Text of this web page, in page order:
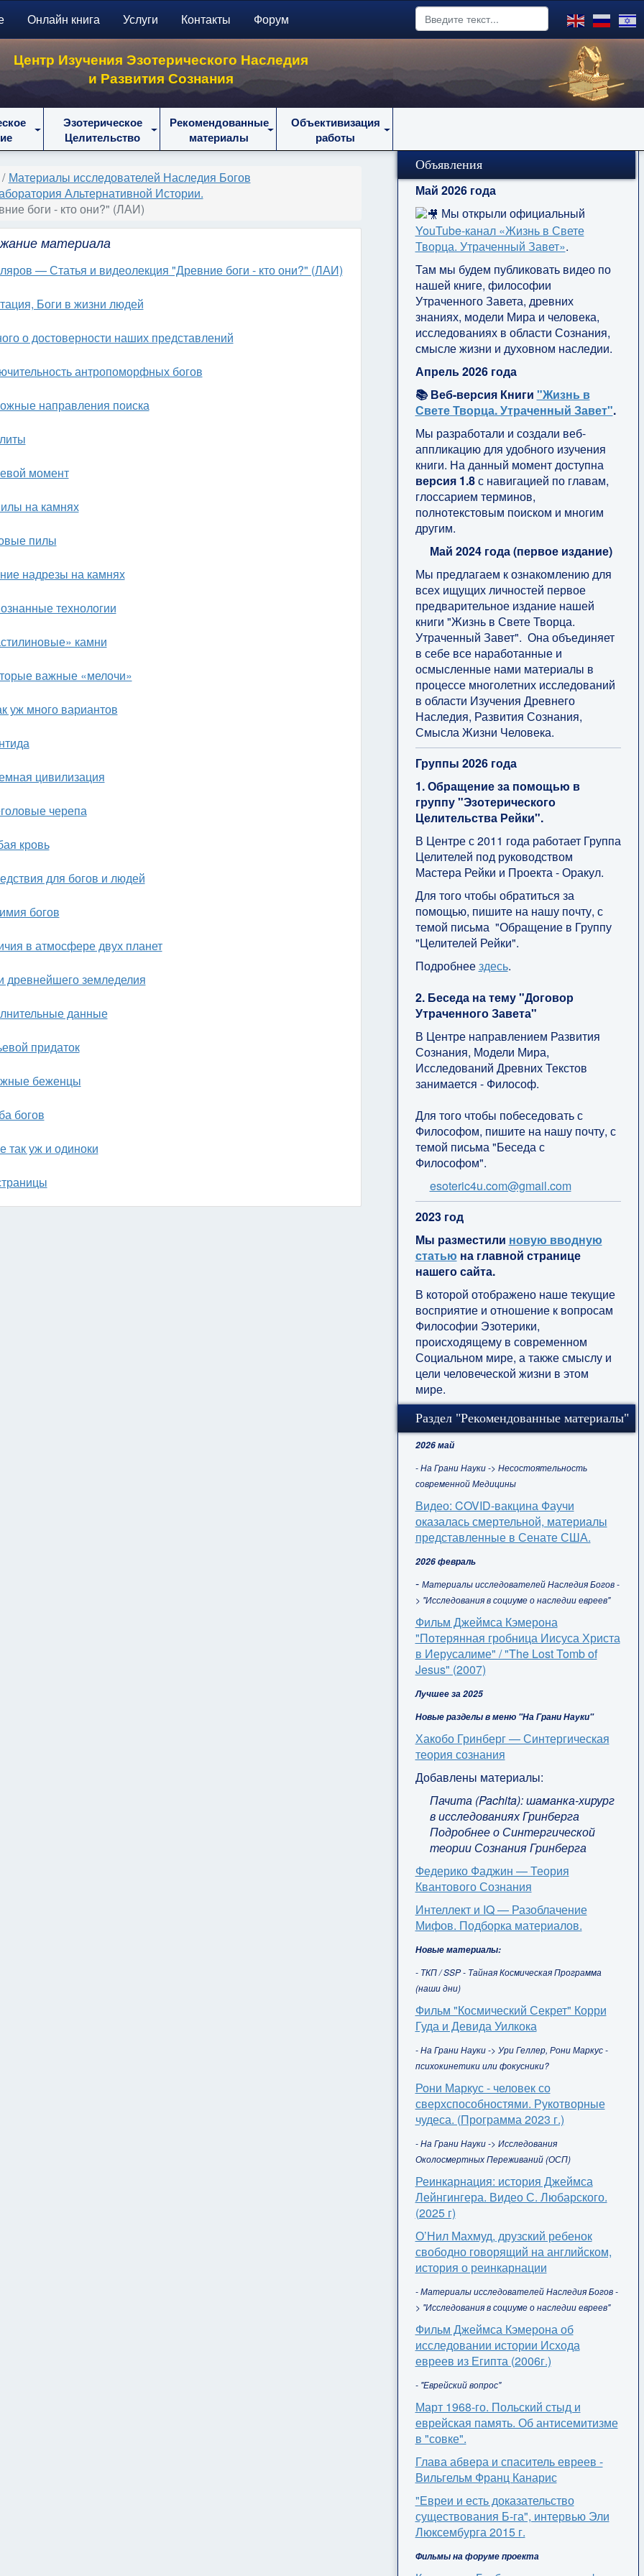
Онлайн книга Услуги Контакты Форум
Центр Изучения Эзотерического Наследия
и Развития Сознания
Эзотерическое
Целительство
Рекомендованные
материалы
Объективизация
работы
Материалы исследователей Наследия Богов
Альтернативной Истории.
боги - кто они?" (ЛАИ)
материала
— Статья и видеолекция "Древние боги - кто они?" (ЛАИ)
Боги в жизни людей
о достоверности наших представлений
антропоморфных богов
направления поиска
момент
на камнях
пилы
надрезы на камнях
технологии
камни
важные «мелочи»
уж много вариантов
цивилизация
черепа
кровь
для богов и людей
богов
в атмосфере двух планет
древнейшего земледелия
данные
придаток
беженцы
богов
так уж и одиноки
Ковчега Завета" (ЛАИ)
лекция Земля Баала (ЛАИ)
Объявления
Май 2026 года
Мы открыли официальный
YouTube‑канал «Жизнь в Свете
Творца. Утраченный Завет».
Там мы будем публиковать видео по
нашей книге, философии
Утраченного Завета, древних
знаниях, модели Мира и человека,
исследованиях в области Сознания,
смысле жизни и духовном наследии.
Апрель 2026 года
📚 Веб-версия Книги "Жизнь в
Свете Творца. Утраченный Завет".
Мы разработали и создали веб-
аппликацию для удобного изучения
книги. На данный момент доступна
версия 1.8с навигацией по главам,
глоссарием терминов,
полнотекстовым поиском и многим
другим.
Май 2024 года (первое издание)
Мы предлагаем к ознакомлению для
всех ищущих личностей первое
предварительное издание нашей
книги "Жизнь в Свете Творца.
Утраченный Завет". Она объединяет
в себе все наработанные и
осмысленные нами материалы в
процессе многолетних исследований
в области Изучения Древнего
Наследия, Развития Сознания,
Смысла Жизни Человека.
Группы 2026 года
1. Обращение за помощью в
группу "Эзотерического
Целительства Рейки".
В Центре с 2011 года работает Группа
Целителей под руководством
Мастера Рейки и Проекта - Оракул.
Для того чтобы обратиться за
помощью, пишите на нашу почту, с
темой письма "Обращение в Группу
"Целителей Рейки".
Подробнеездесь.
2. Беседа на тему "Договор
Утраченного Завета"
В Центре направлением Развития
Сознания, Модели Мира,
Исследований Древних Текстов
занимается - Философ.
Для того чтобы побеседовать с
Философом, пишите на нашу почту, с
темой письма "Беседа с
Философом".
esoteric4u.com@gmail.com
2023 год
Мы разместили новую вводную
статью на главной странице
нашего сайта.
В которой отображено наше текущие
восприятие и отношение к вопросам
Философии Эзотерики,
происходящему в современном
Социальном мире, а также смыслу и
цели человеческой жизни в этом
мире.
Раздел "Рекомендованные материалы"
2026 май
- На Грани Науки -> Несостоятельность
современной Медицины
Видео: COVID-вакцина Фаучи
оказалась смертельной, материалы
представленные в Сенате США.
2026 февраль
- Материалы исследователей Наследия Богов -
> "Исследования в социуме о наследии евреев"
Фильм Джеймса Кэмерона
"Потерянная гробница Иисуса Христа
в Иерусалиме" / "The Lost Tomb of
Jesus" (2007)
Лучшее за 2025
Новые разделы в меню "На Грани Науки"
Хакобо Гринберг — Синтергическая
теория сознания
Добавлены материалы:
Пачита (Pachita): шаманка-хирург
в исследованиях Гринберга
Подробнее о Синтергической
теории Сознания Гринберга
Федерико Фаджин — Теория
Квантового Сознания
Интеллект и IQ — Разоблачение
Мифов. Подборка материалов.
Новые материалы:
- ТКП / SSP - Тайная Космическая Программа
(наши дни)
Фильм "Космический Секрет" Корри
Гуда и Девида Уилкока
- На Грани Науки -> Ури Геллер, Рони Маркус -
психокинетики или фокусники?
Рони Маркус - человек со
сверхспособностями. Рукотворные
чудеса. (Программа 2023 г.)
- На Грани Науки -> Исследования
Околосмертных Переживаний (ОСП)
Реинкарнация: история Джеймса
Лейнгингера. Видео С. Любарского.
(2025 г)
О’Нил Махмуд, друзский ребенок
свободно говорящий на английском,
история о реинкарнации
- Материалы исследователей Наследия Богов -
> "Исследования в социуме о наследии евреев"
Фильм Джеймса Кэмерона об
исследовании истории Исхода
евреев из Египта (2006г.)
- "Еврейский вопрос"
Март 1968-го. Польский стыд и
еврейская память. Об антисемитизме
в "совке".
Глава абвера и спаситель евреев -
Вильгельм Франц Канарис
"Евреи и есть доказательство
существования Б-га", интервью Эли
Люксембурга 2015 г.
Фильмы на форуме проекта